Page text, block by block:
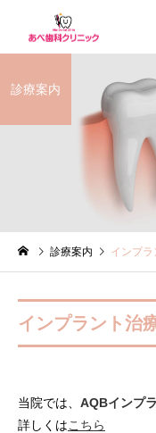
インプラ
診療案内
診療案内 インプラ
インプラント治
当院では、 AQBインプ
詳しくはこちら